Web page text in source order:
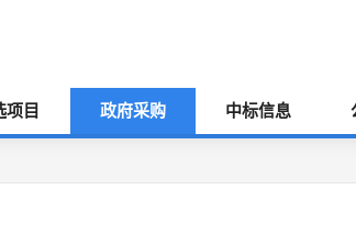
项目 政府采购 中标信息